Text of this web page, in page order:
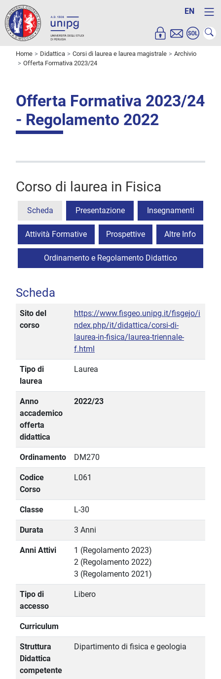
EN
Home Didattica Corsi di laurea e laurea magistrale
Archivio
Offerta Formativa 2023/24
Offerta Formativa 2023/24
- Regolamento 2022
Corso di laurea in Fisica
Scheda Presentazione Insegnamenti
Attività Formative Prospettive Altre Info
Ordinamento e Regolamento Didattico
Scheda
Sito del
corso
https://www.fisgeo.unipg.it/fisgejo/i
ndex.php/it/didattica/corsi-di-
laurea-in-fisica/laurea-triennale-
f.html
Tipo di
laurea
Laurea
Anno
accademico
offerta
didattica
2022/23
Ordinamento DM270
Codice
Corso
L061
Classe L-30
Durata 3 Anni
Anni Attivi
1 (Regolamento 2023)
2 (Regolamento 2022)
3 (Regolamento 2021)
Tipo di
accesso
Libero
Curriculum
Struttura
Didattica
competente
Dipartimento di fisica e geologia